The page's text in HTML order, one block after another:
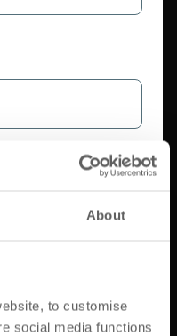
About
to customise
social media functions